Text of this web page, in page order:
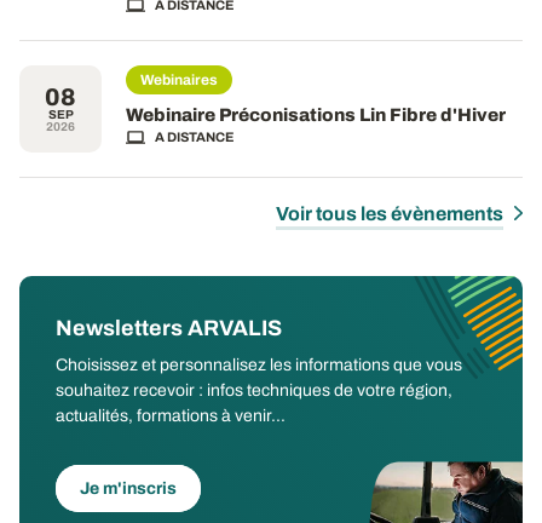
A DISTANCE
08
SEP
2026
Webinaires
Webinaire Préconisations Lin Fibre d'Hiver
A DISTANCE
Voir tous les évènements
Newsletters ARVALIS
Choisissez et personnalisez les informations que vous
souhaitez recevoir : infos techniques de votre région,
actualités, formations à venir...
Je m'inscris